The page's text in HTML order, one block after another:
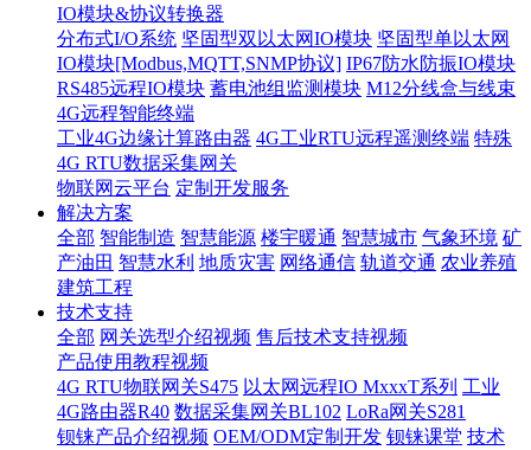
IO模块&协议转换器
分布式I/O系统 坚固型双以太网IO模块 坚固型单以太网
IO模块[Modbus,MQTT,SNMP协议] IP67防水防振IO模块
RS485远程IO模块 蓄电池组监测模块 M12分线盒与线束
4G远程智能终端
工业4G边缘计算路由器 4G工业RTU远程遥测终端 特殊
4G RTU数据采集网关
物联网云平台 定制开发服务
解决方案
全部 智能制造 智慧能源 楼宇暖通 智慧城市 气象环境 矿
产油田 智慧水利 地质灾害 网络通信 轨道交通 农业养殖
建筑工程
技术支持
全部 网关选型介绍视频 售后技术支持视频
产品使用教程视频
4G RTU物联网关S475 以太网远程IO MxxxT系列 工业
4G路由器R40 数据采集网关BL102 LoRa网关S281
钡铼产品介绍视频 OEM/ODM定制开发 钡铼课堂 技术